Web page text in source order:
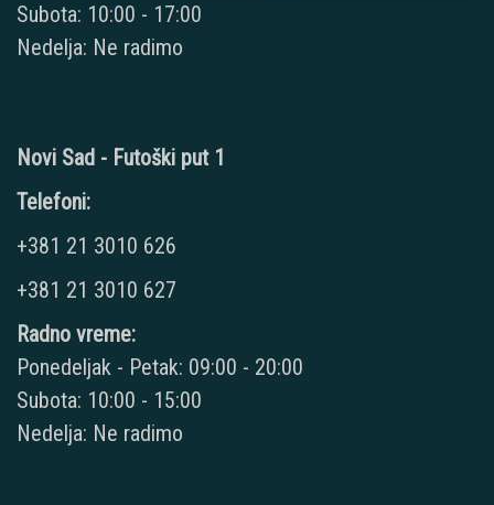
Subota: 10:00 - 17:00
Nedelja: Ne radimo
Novi Sad - Futoški put 1
Telefoni:
+381 21 3010 626
+381 21 3010 627
Radno vreme:
Ponedeljak - Petak: 09:00 - 20:00
Subota: 10:00 - 15:00
Nedelja: Ne radimo